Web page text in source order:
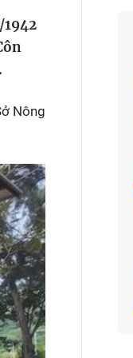
đua xe đạp
Truyền hình
Nông